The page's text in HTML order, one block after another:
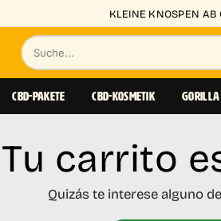
KLEINE KNOSPEN
Suche
nach
Produkten
CBD-PAKETE CBD-KOSMETIK
Tu carrito
Quizás te interese alguno